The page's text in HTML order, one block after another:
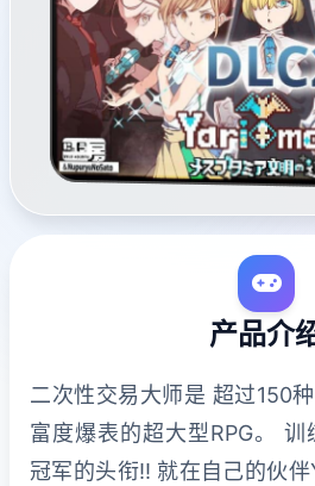
产品介
二次性交易大师是 超过150
富度爆表的超大型RPG。
冠军的头衔!! 就在自己的伙